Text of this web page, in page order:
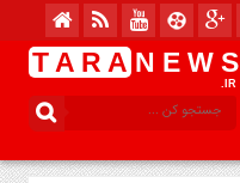
T A R A N E W S
.IR